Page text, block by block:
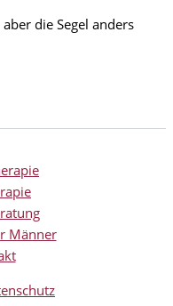
die Segel anders
Männer